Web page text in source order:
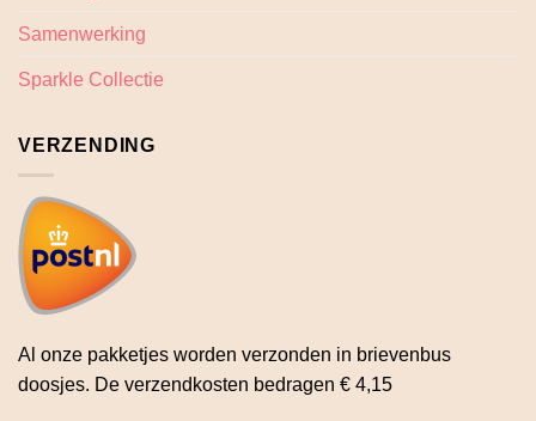
Samenwerking
Sparkle Collectie
VERZENDING
Al onze pakketjes worden verzonden in brievenbus
doosjes. De verzendkosten bedragen € 4,15